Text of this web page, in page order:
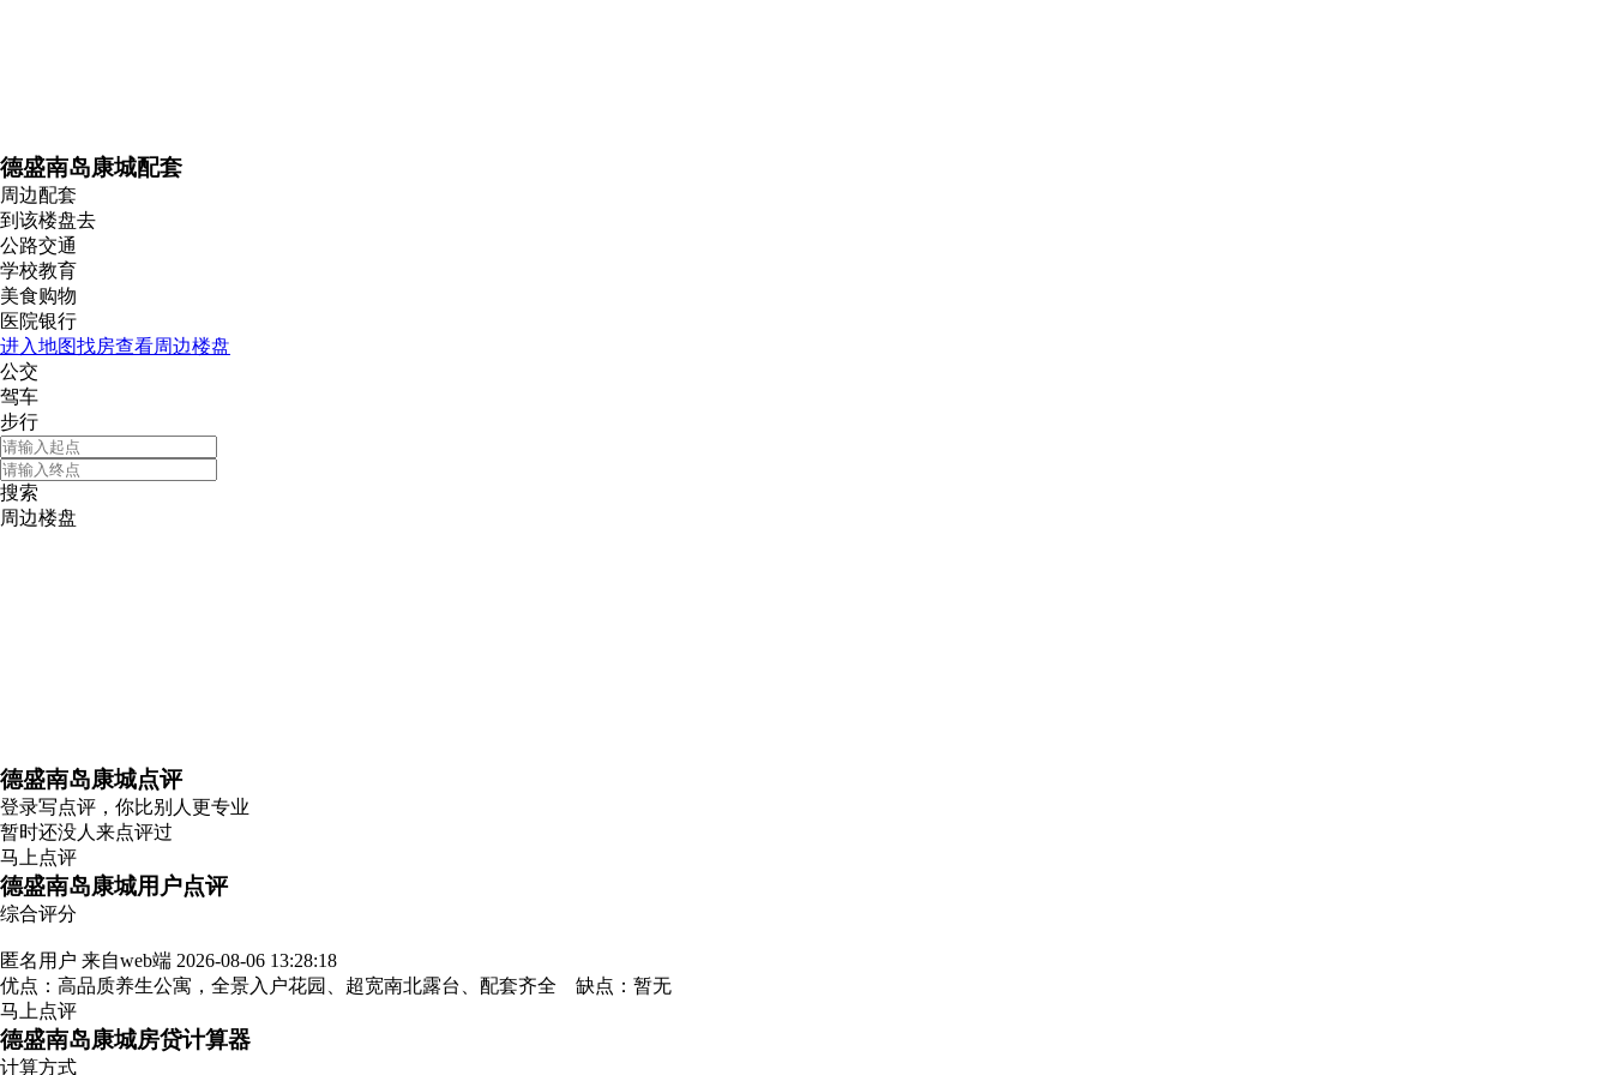
德盛南岛康城配套
周边配套
到该楼盘去
公路交通
学校教育
美食购物
医院银行
进入地图找房查看周边楼盘
公交
驾车
步行
搜索
周边楼盘
德盛南岛康城点评
登录写点评，你比别人更专业
暂时还没人来点评过
马上点评
德盛南岛康城用户点评
综合评分
匿名用户 来自web端 2026-08-06 13:28:18
优点：高品质养生公寓，全景入户花园、超宽南北露台、配套齐全 缺点：暂无
马上点评
德盛南岛康城房贷计算器
计算方式